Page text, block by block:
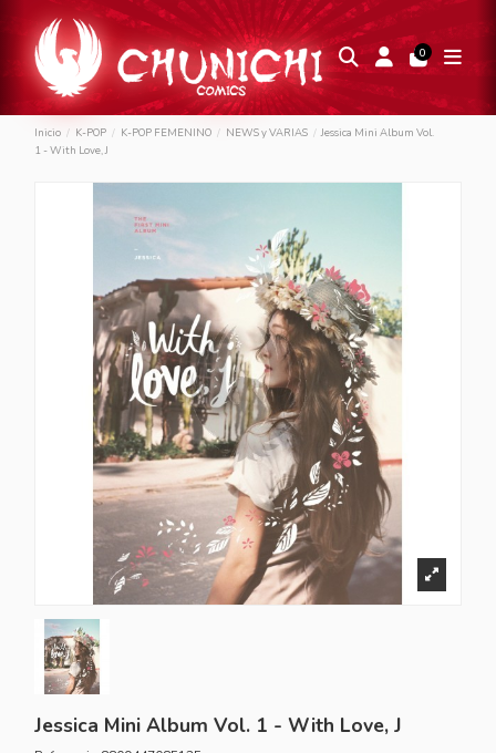
0
Inicio K-POP K-POP FEMENINO NEWS y VARIAS
Jessica Mini Album Vol.
1 - With Love, J
Jessica Mini Album Vol. 1 - With Love, J